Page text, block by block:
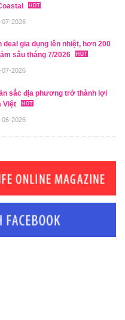
07-2026
deal gia dụng lên nhiệt, hơn 200
sâu tháng 7/2026
07-2026
sắc địa phương trở thành lợi
Việt
06-2026